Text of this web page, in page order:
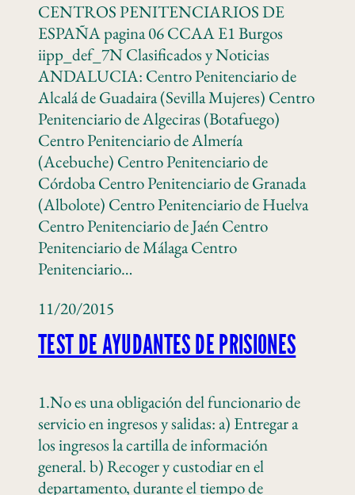
CENTROS PENITENCIARIOS DE
ESPAÑA pagina 06 CCAA E1 Burgos
iipp_def_7N Clasificados y Noticias
ANDALUCIA: Centro Penitenciario de
Alcalá de Guadaira (Sevilla Mujeres) Centro
Penitenciario de Algeciras (Botafuego)
Centro Penitenciario de Almería
(Acebuche) Centro Penitenciario de
Córdoba Centro Penitenciario de Granada
(Albolote) Centro Penitenciario de Huelva
Centro Penitenciario de Jaén Centro
Penitenciario de Málaga Centro
Penitenciario…
11/20/2015
TEST DE AYUDANTES DE PRISIONES
1.No es una obligación del funcionario de
servicio en ingresos y salidas: a) Entregar a
los ingresos la cartilla de información
general. b) Recoger y custodiar en el
departamento, durante el tiempo de